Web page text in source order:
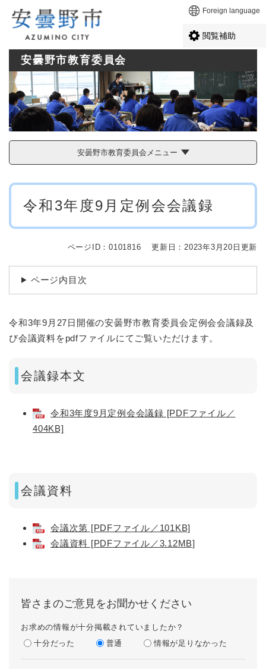
メニューを飛ばして本文へ Foreign language
閲覧補助
安曇野市教育委員会
安曇野市教育委員会メニュー
本
令和3年度9月定例会会議録
ページID：0101816 更新日：2023年3月20日更新
ページ内目次
令和3年9月27日開催の安曇野市教育委員会定例会会議録及
び会議資料をpdfファイルにてご覧いただけます。
会議録本文
令和3年度9月定例会会議録 [PDFファイル／
404KB]
会議資料
会議次第 [PDFファイル／101KB]
会議資料 [PDFファイル／3.12MB]
皆さまのご意見をお聞かせください
お求めの情報が十分掲載されていましたか？
十分だった
普通 情報が足りなかった